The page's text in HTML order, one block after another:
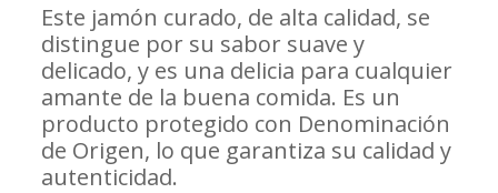
Este jamón curado, de alta calidad, se
distingue por su sabor suave y
delicado, y es una delicia para cualquier
amante de la buena comida. Es un
producto protegido con Denominación
de Origen, lo que garantiza su calidad y
autenticidad.